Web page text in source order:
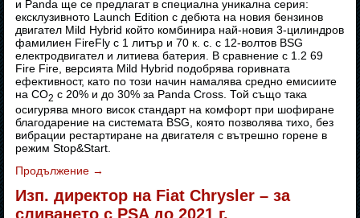
и Panda ще се предлагат в специална уникална серия:
ексклузивното Launch Edition с дебюта на новия бензинов
двигател Mild Hybrid който комбинира най-новия 3-цилиндров
фамилиен FireFly с 1 литър и 70 к. с. с 12-волтов BSG
електродвигател и литиева батерия. В сравнение с 1.2 69
Fire Fire, версията Mild Hybrid подобрява горивната
ефективност, като по този начин намалява средно емисиите
на CO2 с 20% и до 30% за Panda Cross. Той също така
осигурява много висок стандарт на комфорт при шофиране
благодарение на системата BSG, която позволява тихо, без
вибрации рестартиране на двигателя с вътрешно горене в
режим Stop&Start.
Продължение →
Изп. директор на Fiat Chrysler – за
сливането с PSA до 2021 г.